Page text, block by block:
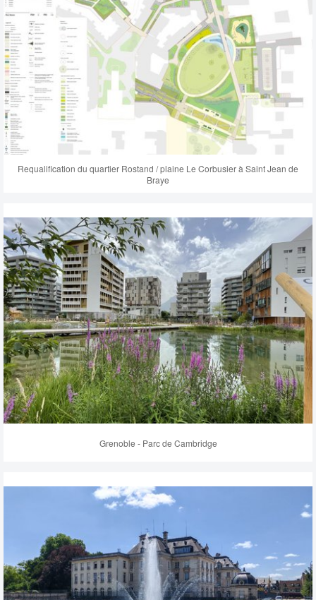
Requalification du quartier Rostand / plaine Le Corbusier à Saint Jean de
Braye
Grenoble - Parc de Cambridge